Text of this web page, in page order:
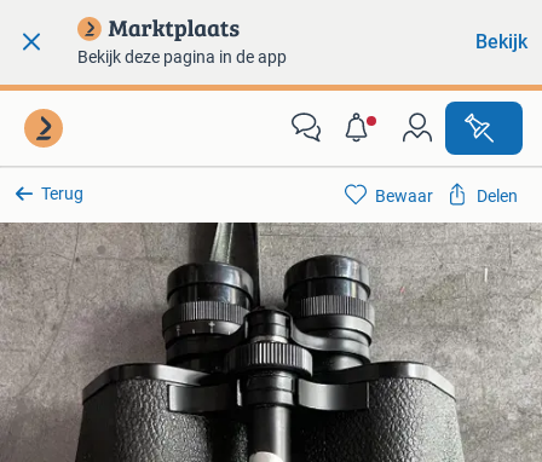
Bekijk deze pagina in de app
Bekijk
Terug Bewaar Delen